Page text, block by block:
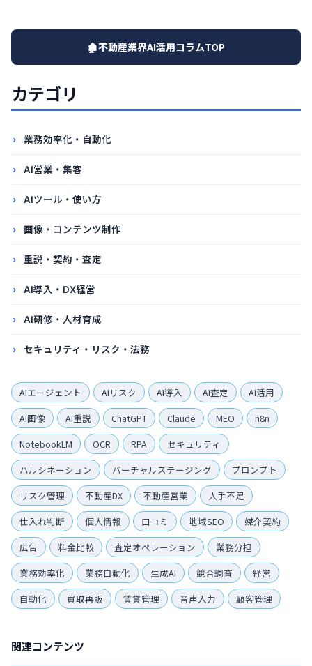
🏚️不動産業界AI活用コラムTOP
カテゴリ
業務効率化・自動化
AI営業・集客
AIツール・使い方
画像・コンテンツ制作
重説・契約・査定
AI導入・DX経営
AI研修・人材育成
セキュリティ・リスク・法務
AIエージェント AIリスク AI導入 AI査定
AI活用
AI画像
AI重説 ChatGPT Claude MEO
n8n
NotebookLM
OCR RPA
セキュリティ
ハルシネーション
バーチャルステージング
プロンプト
リスク管理
不動産DX 不動産営業
人手不足
仕入れ判断
個人情報 口コミ 地域SEO
媒介契約
広告
料金比較 査定オペレーション
業務分担
業務効率化
業務自動化 生成AI 競合調査
経営
自動化
買取再販 賃貸管理 音声入力 顧客管理
関連コンテンツ